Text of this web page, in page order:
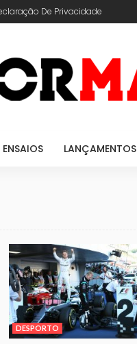
De Privacidade
ENSAIOS LANÇAMENTOS
DESPORTO